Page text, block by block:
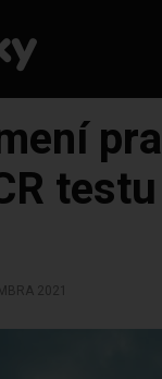
testu
2021